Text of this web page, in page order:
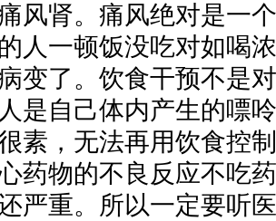
风肾。痛风绝对是一
人一顿饭没吃对如喝
变了。饮食干预不是
是自己体内产生的嘌
素，无法再用饮食控
药物的不良反应不吃
严重。所以一定要听